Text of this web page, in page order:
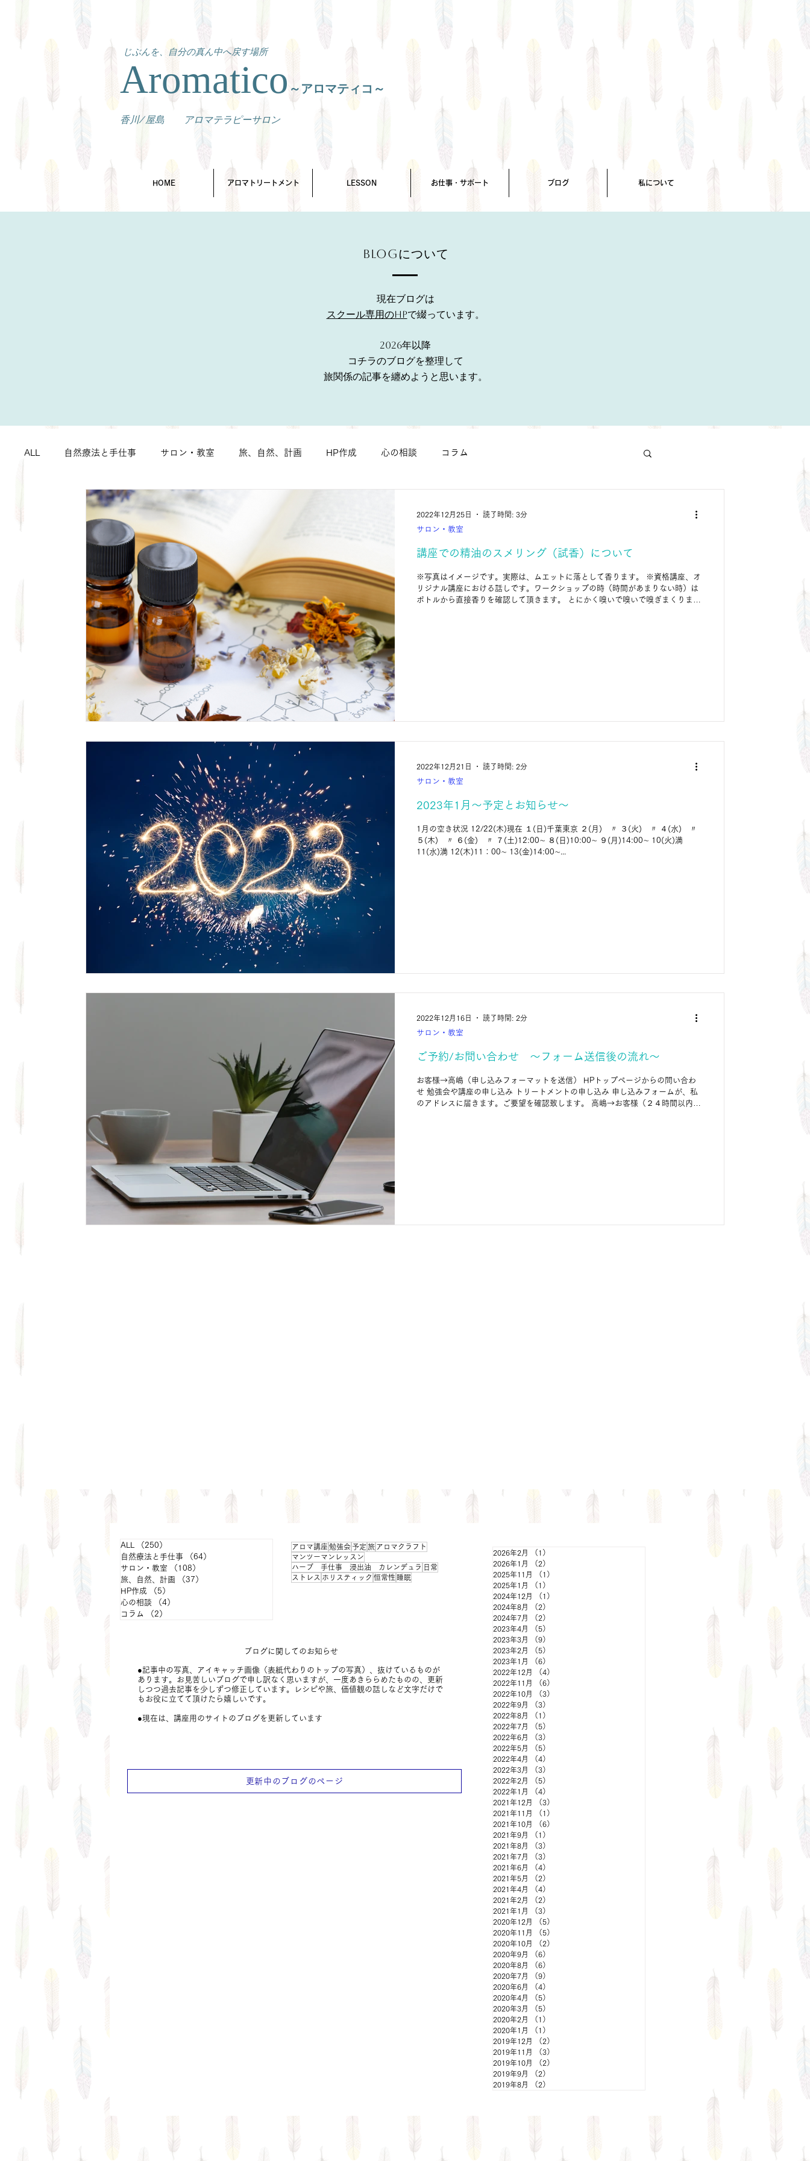
じぶんを、自分の真ん中へ戻す場所
Aromatico ～アロマティコ～
​香川/屋島 アロマテラピーサロン
HOME アロマトリートメント LESSON お仕事・サポート ブログ 私について
Blogについて
現在ブログは
スクール専用のHPで綴っています。
2026年以降
コチラのブログを整理して
旅関係の記事を纏めようと思います。
ALL 自然療法と手仕事 サロン・教室 旅、自然、計画 HP作成 心の相談 コラム
講座での精油のスメリング（試香）について
※写真はイメージです。実際は、ムエットに落として香ります。 ※資格講座、オ
リジナル講座における話しです。ワークショップの時（時間があまりない時）は
ボトルから直接香りを確認して頂きます。 とにかく嗅いで嗅いで嗅ぎまくります
サロン・教室
2022年12月25日 読了時間: 3分
2023年1月～予定とお知らせ～
1月の空き状況 12/22(木)現在 １(日)千葉東京 ２(月) 〃 ３(火) 〃 ４(水) 〃
５(木) 〃 ６(金) 〃 ７(土)12:00∼ ８(日)10:00∼ ９(月)14:00∼ 10(火)満
11(水)満 12(木)11：00∼ 13(金)14:00∼...
サロン・教室
2022年12月21日 読了時間: 2分
ご予約/お問い合わせ ～フォーム送信後の流れ～
お客様→高嶋（申し込みフォーマットを送信） HPトップページからの問い合わ
せ 勉強会や講座の申し込み トリートメントの申し込み 申し込みフォームが、私
のアドレスに届きます。ご要望を確認致します。 高嶋→お客様（２４時間以内に
サロン・教室
2022年12月16日 読了時間: 2分
ALL （250）
自然療法と手仕事
（64）
サロン・教室
（108）
旅、自然、計画
（37）
HP作成
（5）
心の相談
（4）
コラム
（2）
アロマ講座 勉強会 予定 旅 アロマクラフト
マンツーマンレッスン
ハーブ 手仕事 浸出油 カレンデュラ 日常
ストレス ホリスティック 恒常性 睡眠
ブログに関してのお知らせ
●記事中の写真、アイキャッチ画像（表紙代わりのトップの写真）、抜けているものが
あります。 お見苦しいブログで申し訳なく思いますが、一度あきららめたものの、更新
しつつ過去記事を少しずつ修正しています。レシピや旅、価値観の話しなど文字だけで
もお役に立てて頂けたら嬉しいです。
​●現在は、講座用のサイトのブログを更新しています
更新中のブログのページ
2026年2月 （1）
2026年1月
（2）
2025年11月
（1）
2025年1月
（1）
2024年12月
（1）
2024年8月
（2）
2024年7月
（2）
2023年4月
（5）
2023年3月
（9）
2023年2月
（5）
2023年1月
（6）
2022年12月
（4）
2022年11月
（6）
2022年10月
（3）
2022年9月
（3）
2022年8月
（1）
2022年7月
（5）
2022年6月
（3）
2022年5月
（5）
2022年4月
（4）
2022年3月
（3）
2022年2月
（5）
2022年1月
（4）
2021年12月
（3）
2021年11月
（1）
2021年10月
（6）
2021年9月
（1）
2021年8月
（3）
2021年7月
（3）
2021年6月
（4）
2021年5月
（2）
2021年4月
（4）
2021年2月
（2）
2021年1月
（3）
2020年12月
（5）
2020年11月
（5）
2020年10月
（2）
2020年9月
（6）
2020年8月
（6）
2020年7月
（9）
2020年6月
（4）
2020年4月
（5）
2020年3月
（5）
2020年2月
（1）
2020年1月
（1）
2019年12月
（2）
2019年11月
（3）
2019年10月
（2）
2019年9月
（2）
2019年8月
（2）